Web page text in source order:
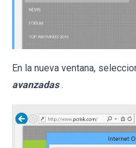
En la nueva ventana,
avanzadas .